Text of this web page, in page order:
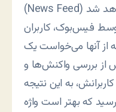
فیس‌بوک، کاربران
از آنها می‌خواست یک
از بررسی واکنش‌ها و
به این نتیجه
رسید که بهتر است واژه Fan یا طرفدار را با Like